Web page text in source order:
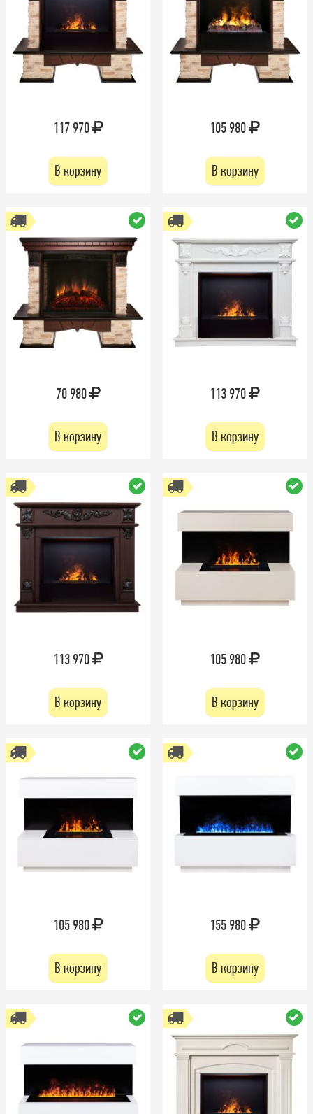
117 970
В корзину
105 980
В корзину
70 980
В корзину
113 970
В корзину
113 970
В корзину
105 980
В корзину
105 980
В корзину
155 980
В корзину